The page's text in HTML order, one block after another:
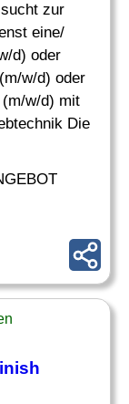
zur
eine/
d) oder
w/d) oder
w/d) mit
Die